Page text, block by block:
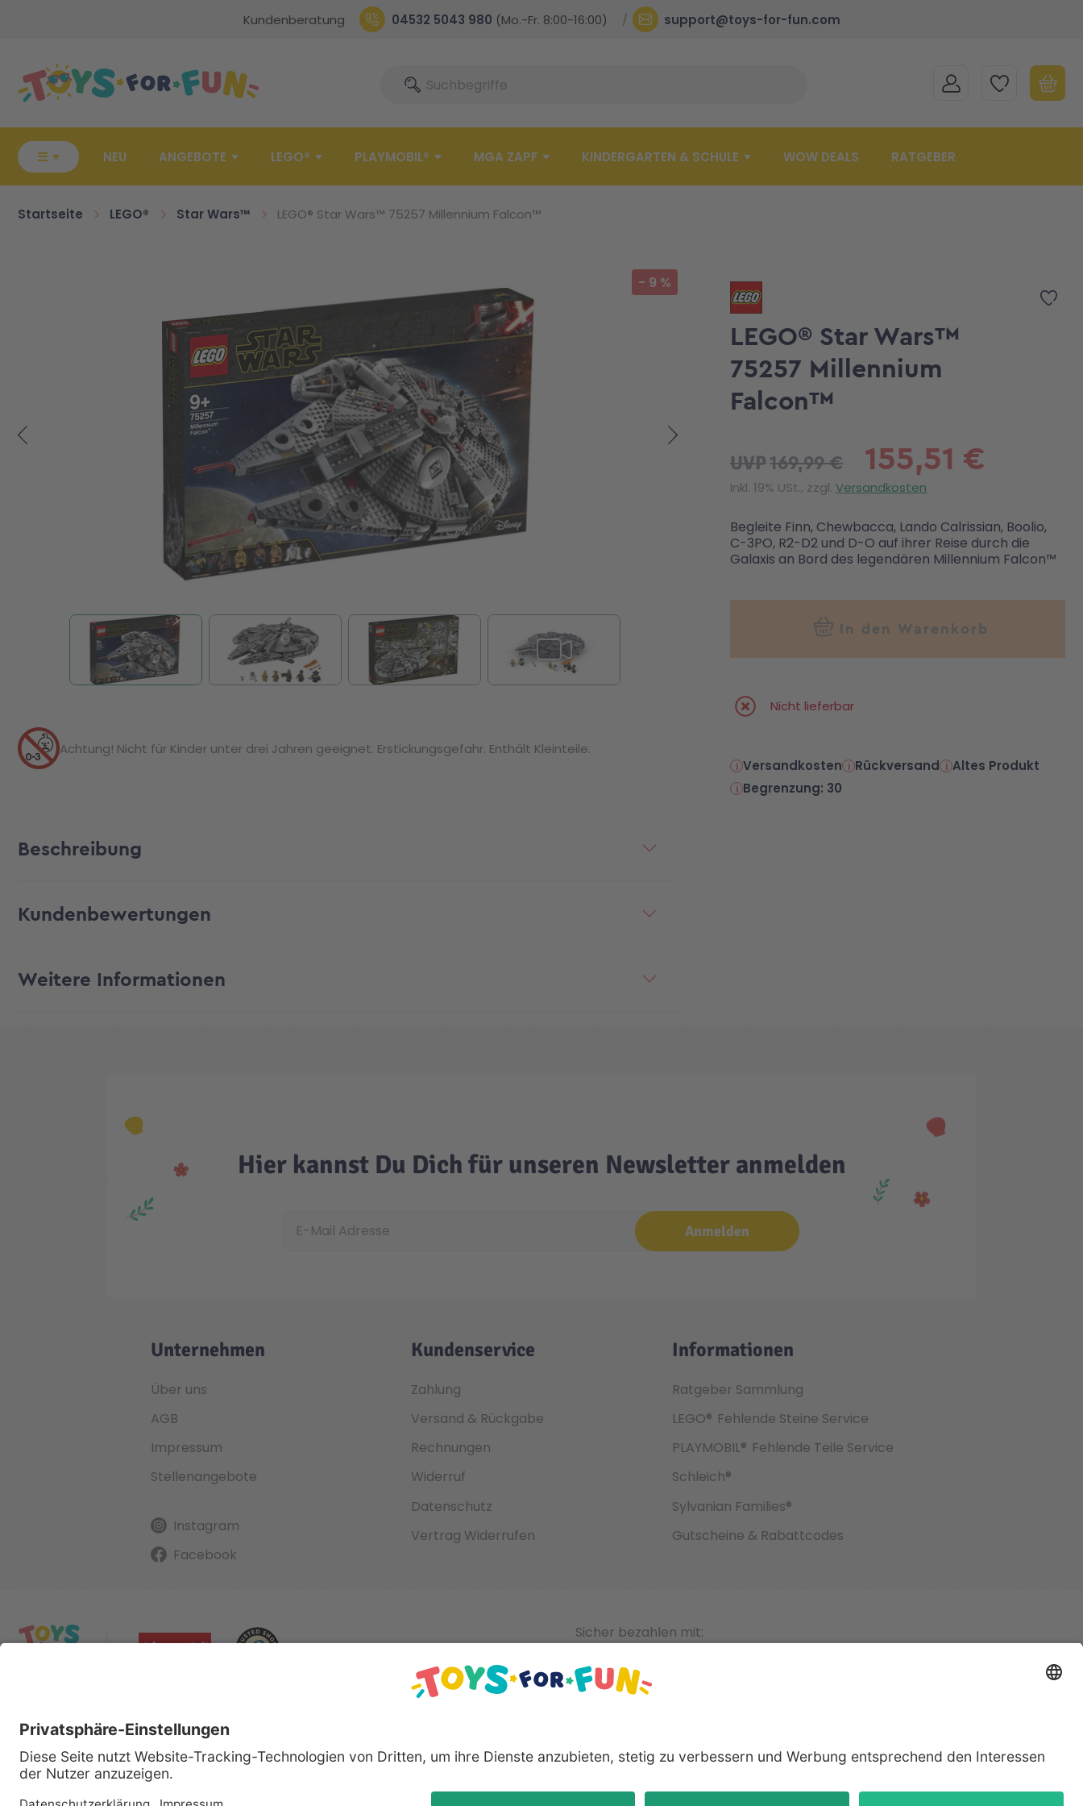
Kundenberatung 04532 5043 980 (Mo.-Fr. 8:00-16:00) support@toys-for-fun.com
SucheSuche MEIN KONTOMEINE WUNSCHLISTE
☰ NEU ANGEBOTE LEGO® PLAYMOBIL® MGA ZAPF KINDERGARTEN & SCHULE WOW DEALS RATGEBER
Startseite LEGO® Star Wars™ LEGO® Star Wars™ 75257 Millennium Falcon™
- 9 %
Zur
LEGO® Star Wars™
75257 Millennium
Falcon™
155,51 €
UVP169,99 €
Inkl. 19% USt., zzgl. Versandkosten
Begleite Finn, Chewbacca, Lando Calrissian, Boolio,
C-3PO, R2-D2 und D-O auf ihrer Reise durch die
Galaxis an Bord des legendären Millennium Falcon™
In den Warenkorb
Nicht lieferbar
Versandkosten Rückversand
Altes Produkt
Begrenzung: 30
Achtung! Nicht für Kinder unter drei Jahren geeignet. Erstickungsgefahr. Enthält Kleinteile.
Beschreibung
Kundenbewertungen
Weitere Informationen
Hier kannst Du Dich für unseren Newsletter anmelden
Anmelden
Unternehmen
Über uns
AGB
Impressum
Stellenangebote
Instagram
Facebook
Kundenservice
Zahlung
Versand & Rückgabe
Rechnungen
Widerruf
Datenschutz
Vertrag Widerrufen
Informationen
Ratgeber Sammlung
LEGO® Fehlende Steine Service
PLAYMOBIL® Fehlende Teile Service
Schleich®
Sylvanian Families®
Gutscheine & Rabattcodes
Sicher bezahlen mit:
Alle genannten Produkte und Logos sind eingetragene Warenzeichen der jeweiligen